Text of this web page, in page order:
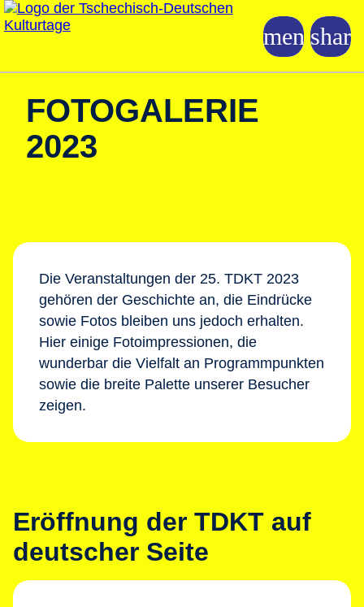
FOTOGALERIE
2023
Die Veranstaltungen der 25. TDKT 2023
gehören der Geschichte an, die Eindrücke
sowie Fotos bleiben uns jedoch erhalten.
Hier einige Fotoimpressionen, die
wunderbar die Vielfalt an Programmpunkten
sowie die breite Palette unserer Besucher
zeigen.
Eröffnung der TDKT auf
deutscher Seite